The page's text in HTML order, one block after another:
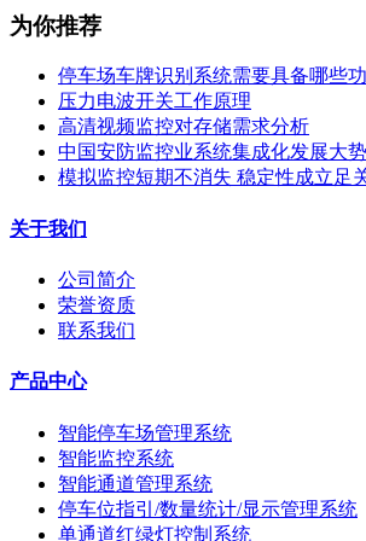
为你推荐
停车场车牌识别系统需要具备哪些
压力电波开关工作原理
高清视频监控对存储需求分析
中国安防监控业系统集成化发展大
模拟监控短期不消失 稳定性成立足
关于我们
公司简介
荣誉资质
联系我们
产品中心
智能停车场管理系统
智能监控系统
智能通道管理系统
停车位指引/数量统计/显示管理系统
单通道红绿灯控制系统